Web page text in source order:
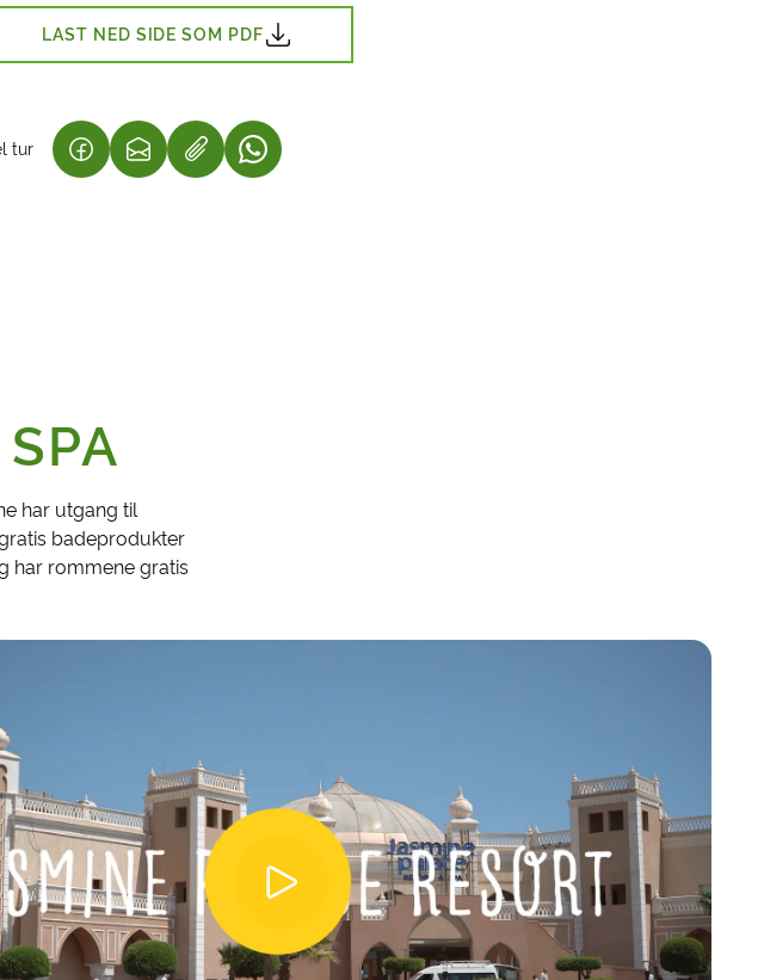
LAST NED SIDE SOM PDF
tur (LENKE ÅPNES I NY FANE)
(LENKE ÅPNES I NY FANE)(LENKE ÅPNES I NY FANE)
har utgang til
badeprodukter
har rommene gratis